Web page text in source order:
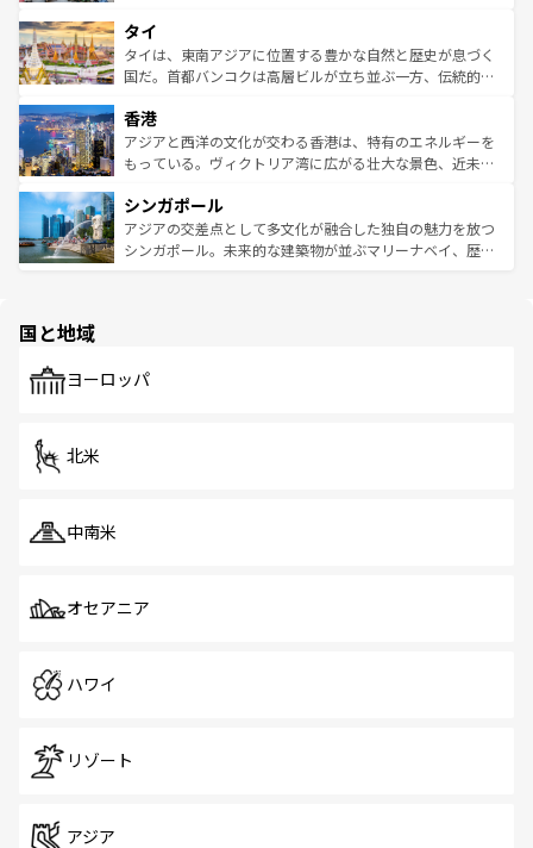
リティに包まれながら、韓国の多彩な魅力を心ゆくまで味
わってみてほしい。 なお、新着の韓国情報はコンテンツ一
覧を参照してほしい。
急速な発展と共に伝統が息づく。ハノイの古い町並みやホ
ーチミン市のフランス統治時代の建物も、独特の雰囲気を
醸し出している。また、バラエティの豊かさとおいしさで
とつ。フォーやバインミー、ベトナムコーヒーなどは、ぜ
ひ現地で味わいたい。どの地域を訪れてもあたたかい人々
が旅行者を迎えてくれるので、きっと忘れられない旅にな
参照してほしい。
タイ
タイは、東南アジアに位置する豊かな自然と歴史が息づく
国だ。首都バンコクは高層ビルが立ち並ぶ一方、伝統的な
の活気が交差している。北部ではチェンマイなどの山岳地
帯で自然と触れ合い、南部ではプーケットやクラビの美し
いビーチでリゾート気分を楽しむことができる。タイ料理
激する。気候は一年中温暖で、どの季節にも異なる楽しみ
が待っている。親しみやすいタイの人々、仏教を中心とし
た文化、そして多様な観光資源が、訪れる旅人を魅了し続
香港
アジアと西洋の文化が交わる香港は、特有のエネルギーを
もっている。ヴィクトリア湾に広がる壮大な景色、近未来
み、どこを訪れても感動するはず。観光スポットが密集し
ており、効率よく見どころを回れるのも魅力。息をのむよ
うな絶景から文化的な体験まで、香港を存分に楽しみ尽く
シンガポール
アジアの交差点として多文化が融合した独自の魅力を放つ
シンガポール。未来的な建築物が並ぶマリーナベイ、歴史
で、ホーカーズは地元の風情を楽しめる外せないスポット
国と地域
ヨーロッパ
北米
中南米
オセアニア
ハワイ
リゾート
アジア